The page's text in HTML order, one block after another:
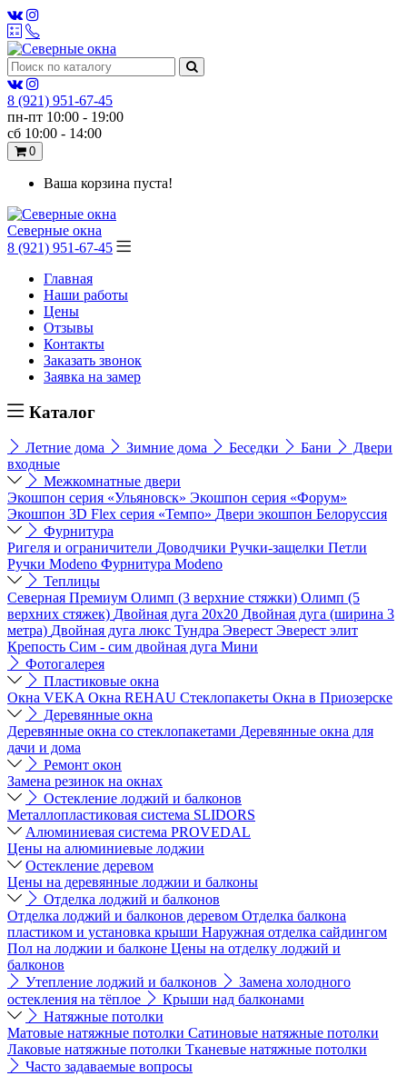
8 (921) 951-67-45
пн-пт 10:00 - 19:00
сб 10:00 - 14:00
0
Ваша корзина пуста!
Северные окна
8 (921) 951-67-45
Главная
Наши работы
Цены
Отзывы
Контакты
Заказать звонок
Заявка на замер
Каталог
Летние дома Зимние дома Беседки Бани
Двери
входные
Межкомнатные двери
Экошпон серия «Ульяновск» Экошпон серия «Форум»
Экошпон 3D Flex серия «Темпо» Двери экошпон Белоруссия
Фурнитура
Ригеля и ограничители Доводчики Ручки-защелки Петли
Ручки Modeno Фурнитура Modeno
Теплицы
Северная Премиум Олимп (3 верхние стяжки) Олимп (5
верхних стяжек) Двойная дуга 20х20 Двойная дуга (ширина 3
метра) Двойная дуга люкс Тундра Эверест Эверест элит
Крепость Сим - сим двойная дуга Мини
Фотогалерея
Пластиковые окна
Окна VEKAОкна REHAU Стеклопакеты Окна в Приозерске
Деревянные окна
Деревянные окна со стеклопакетами Деревянные окна для
дачи и дома
Ремонт окон
Замена резинок на окнах
Остекление лоджий и балконов
Металлопластиковая система SLIDORS
Алюминиевая система PROVEDAL
Цены на алюминиевые лоджии
Остекление деревом
Цены на деревянные лоджии и балконы
Отделка лоджий и балконов
Отделка лоджий и балконов деревом Отделка балкона
пластиком и установка крыши Наружная отделка сайдингом
Пол на лоджии и балконе Цены на отделку лоджий и
балконов
Утепление лоджий и балконов
Замена холодного
остекления на тёплое
Крыши над балконами
Натяжные потолки
Матовые натяжные потолки Сатиновые натяжные потолки
Лаковые натяжные потолки Тканевые натяжные потолки
Часто задаваемые вопросы